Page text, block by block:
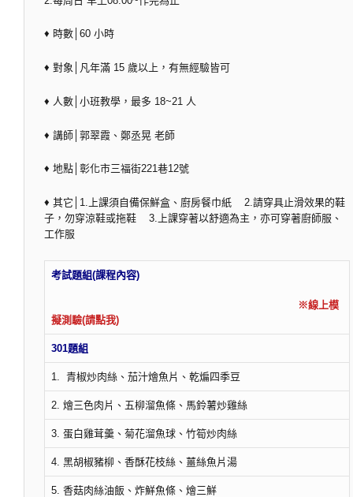
♦ 時數│60 小時
♦ 對象│凡年滿 15 歲以上，有無經驗皆可
♦ 人數│小班教學，最多 18~21 人
♦ 講師│郭翠霞、鄭丞晃 老師
♦ 地點│彰化市三福街221巷12號
♦ 其它│1.上課須自備保鮮盒、廚房餐巾紙 2.請穿具止滑效果的鞋
子，勿穿涼鞋或拖鞋 3.上課穿著以舒適為主，亦可穿著廚師服、
工作服
考試題組(課程內容)
※線上模
擬測驗(請點我)
301題組
1. 青椒炒肉絲、茄汁燴魚片、乾煸四季豆
2. 燴三色肉片、五柳溜魚條、馬鈴薯炒雞絲
3. 蛋白雞茸羹、菊花溜魚球、竹筍炒肉絲
4. 黑胡椒豬柳、香酥花枝絲、薑絲魚片湯
5. 香菇肉絲油飯、炸鮮魚條、燴三鮮